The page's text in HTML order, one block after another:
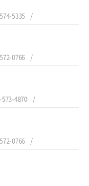
5335
0766
573-4870
0766